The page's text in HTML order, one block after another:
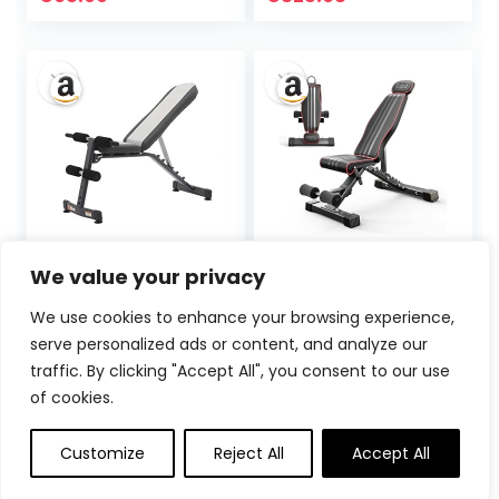
We value your privacy
We use cookies to enhance your browsing experience,
serve personalized ads or content, and analyze our
traffic. By clicking "Accept All", you consent to our use
of cookies.
Customize Reject All Accept All
Ganzkörper-
workout, Anregung
Belastung
300kg/400KG
Gym mit
Rudergerät
Bench Adjustable
Faltbare Compact
Training
Hantelbank
Einfache NO
Versammlung zu
€ 308.54
Multifunktion,
Multifunktionale
Hantelbank Set
mit Ständern für
Verstellbare
Hantelbank mit
Ablage,
Ursprünglicher
war:
€129.99
€
Aktueller
ist:
€75.99.
42%